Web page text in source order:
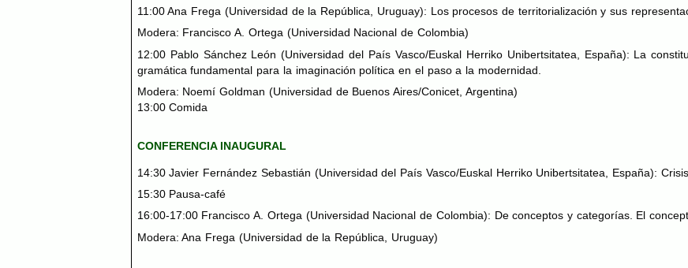
11:00 Ana Frega (Universidad de la República, Uruguay): Los procesos de territorialización y sus
Modera: Francisco A. Ortega (Universidad Nacional de Colombia)
12:00 Pablo Sánchez León (Universidad del País Vasco/Euskal Herriko Unibertsitatea, España): La
gramática fundamental para la imaginación política en el paso a la modernidad.
Modera: Noemí Goldman (Universidad de Buenos Aires/Conicet, Argentina)
13:00 Comida
CONFERENCIA INAUGURAL
14:30 Javier Fernández Sebastián (Universidad del País Vasco/Euskal Herriko Unibertsitatea, España):
15:30 Pausa-café
16:00-17:00 Francisco A. Ortega (Universidad Nacional de Colombia): De conceptos y categorías. El
Modera: Ana Frega (Universidad de la República, Uruguay)